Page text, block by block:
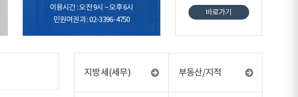
이용시간 : 오전 9시 ~ 오후 6시
민원여권과 : 02-3396-4750
바로가기
지방세(세무) 부동산/지적